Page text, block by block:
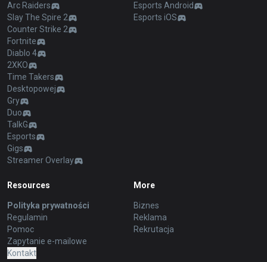
Arc Raiders
Slay The Spire 2
Counter Strike 2
Fortnite
Diablo 4
2XKO
Time Takers
Desktopowej
Gry
Duo
TalkG
Esports
Gigs
Streamer Overlay
Esports Android
Esports iOS
Resources
Polityka prywatności
Regulamin
Pomoc
Zapytanie e-mailowe
Kontakt
More
Biznes
Reklama
Rekrutacja